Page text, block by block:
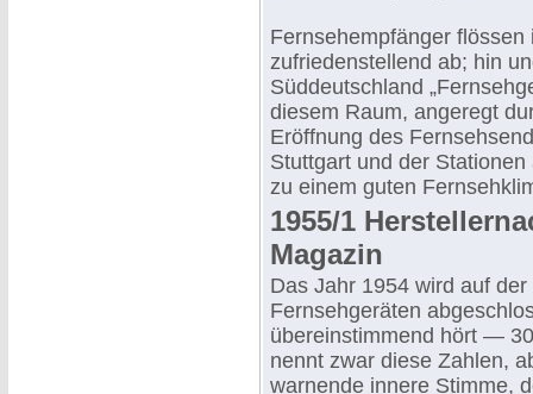
Fernsehempfänger
zufriedenstellend ab; hin
Süddeutschland
diesem Raum, angeregt
Eröffnung des
Stuttgart und der
zu einem guten
1955/1
Magazin
Das Jahr 1954 wird auf
Fernsehgeräten
übereinstimmend hört —
nennt zwar diese Zahlen,
warnende innere Stimme,